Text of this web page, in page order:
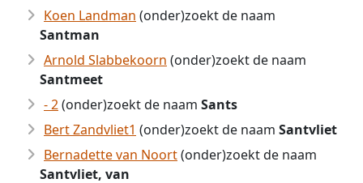
Koen Landman (onder)zoekt de naam
Santman
Arnold Slabbekoorn (onder)zoekt de naam
Santmeet
- 2(onder)zoekt de naam Sants
Bert Zandvliet1 (onder)zoekt de naam Santvliet
Bernadette van Noort(onder)zoekt de naam
Santvliet, van